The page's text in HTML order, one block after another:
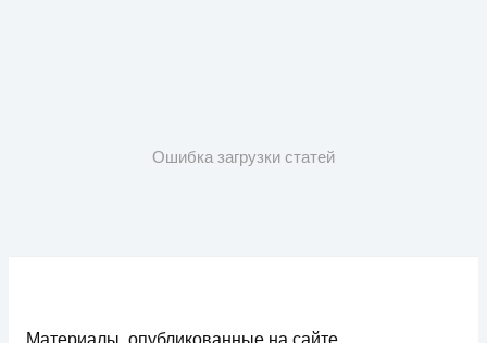
Ошибка загрузки статей
Материалы, опубликованные на сайте